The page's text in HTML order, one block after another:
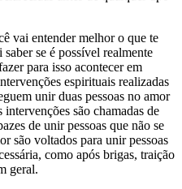
vai entender melhor o que te
se é possível realmente
para isso acontecer em
espirituais realizadas
unir duas pessoas no amor
são chamadas de
de unir pessoas que não se
são voltados para unir pessoas
como após brigas, traição
geral.